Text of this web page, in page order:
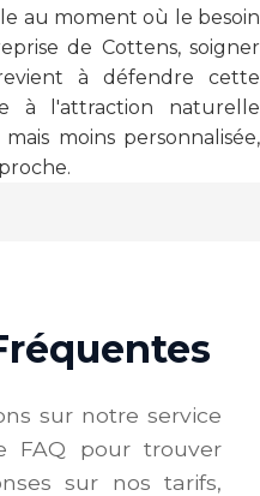
au moment où le besoin
de Cottens, soigner
à défendre cette
à l'attraction naturelle
moins personnalisée,
sur notre service
FAQ pour trouver
sur nos tarifs,